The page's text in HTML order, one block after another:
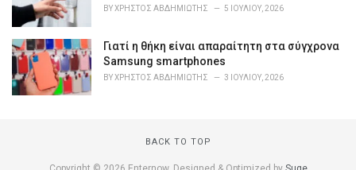
BYΧΡΉΣΤΟΣ ΑΒΔΗΜΙΏΤΗΣ 5 ΙΟΥΛΊΟΥ, 2026
Γιατί η θήκη είναι απαραίτητη στα σύγχρονα
Samsung smartphones
BYΧΡΉΣΤΟΣ ΑΒΔΗΜΙΏΤΗΣ 3 ΙΟΥΛΊΟΥ, 2026
BACK TO TOP